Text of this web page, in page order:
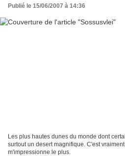
Publié le 15/06/2007 à 14:36
Les plus hautes dunes du monde dont
surtout un desert magnifique. C'est
m'impressionne le plus.